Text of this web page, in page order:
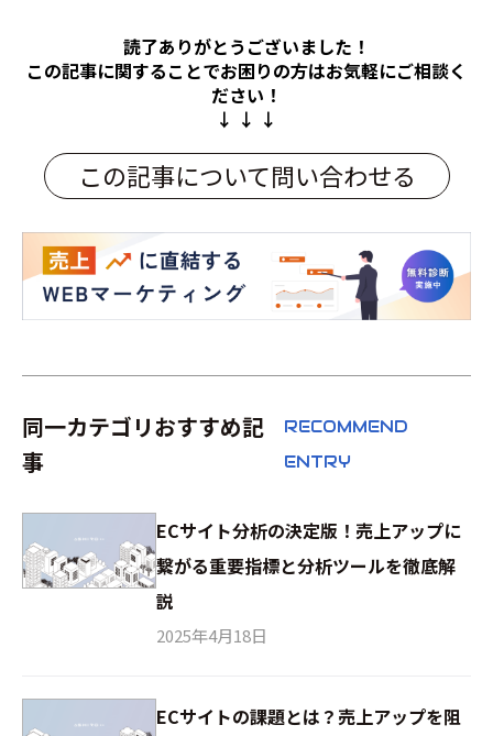
読了ありがとうございました！
この記事に関することでお困りの方はお気軽にご相談く
ださい！
↓ ↓ ↓
この記事について問い合わせる
同一カテゴリおすすめ記
事
RECOMMEND
ENTRY
ECサイト分析の決定版！売上アップに
繋がる重要指標と分析ツールを徹底解
説
2025年4月18日
ECサイトの課題とは？売上アップを阻